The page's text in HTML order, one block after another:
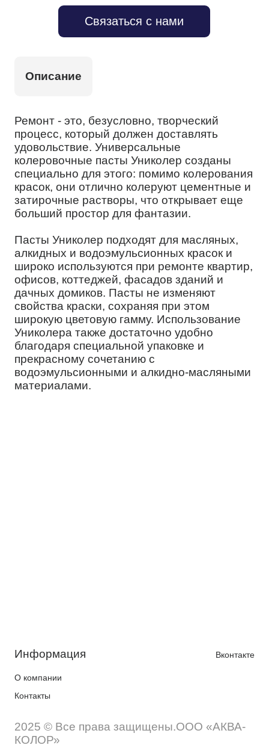
Связаться с нами
Описание
Ремонт - это, безусловно, творческий
процесс, который должен доставлять
удовольствие. Универсальные
колеровочные пасты Униколер созданы
специально для этого: помимо колерования
красок, они отлично колеруют цементные и
затирочные растворы, что открывает еще
больший простор для фантазии.
Пасты Униколер подходят для масляных,
алкидных и водоэмульсионных красок и
широко используются при ремонте квартир,
офисов, коттеджей, фасадов зданий и
дачных домиков. Пасты не изменяют
свойства краски, сохраняя при этом
широкую цветовую гамму. Использование
Униколера также достаточно удобно
благодаря специальной упаковке и
прекрасному сочетанию с
водоэмульсионными и алкидно-масляными
материалами.
Информация
О компании
Контакты
Вконтакте
2025 © Все права защищены.ООО «АКВА-
КОЛОР»